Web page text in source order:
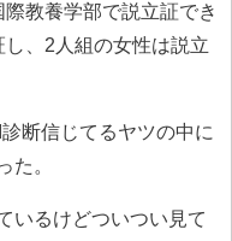
教養学部で説立証でき
、2人組の女性は説立
断信じてるヤツの中に
た。
いるけどついつい見て